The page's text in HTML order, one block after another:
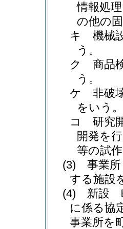
情報処
の他の
キ
機械
う。
ク
商品
う。
ケ
非破
をいう。
コ
研究
開発を
等の試
(3)
事業
する施設
(4)
新設
に係る協
事業所を